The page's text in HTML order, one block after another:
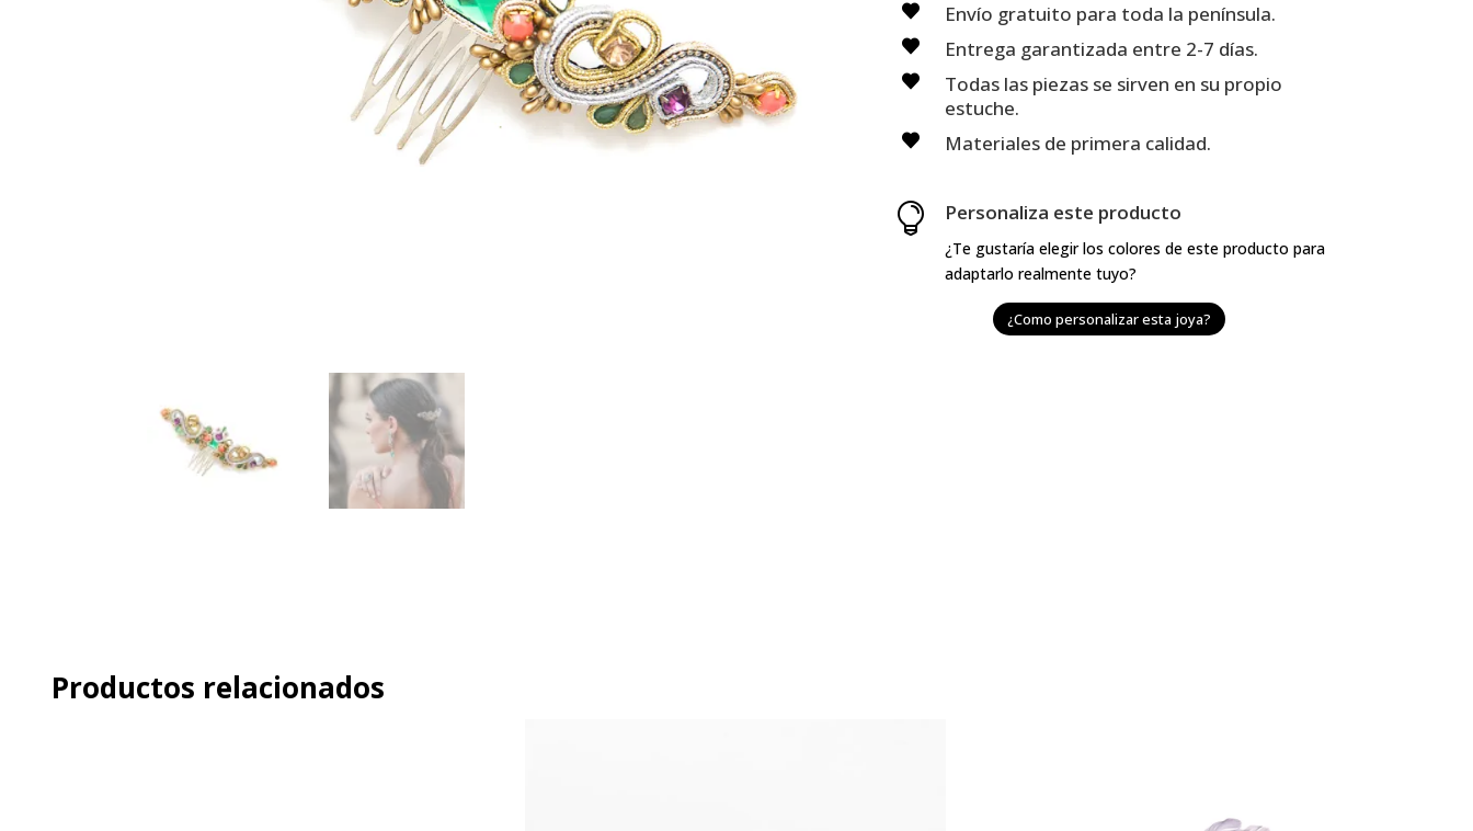
Envío gratuito para toda la península.
Entrega garantizada entre 2-7 días.
Todas las piezas se sirven en su propio
estuche.
Materiales de primera calidad.
 Personaliza este producto
¿Te gustaría elegir los colores de este producto para
adaptarlo realmente tuyo?
¿Como personalizar esta joya?
Productos relacionados